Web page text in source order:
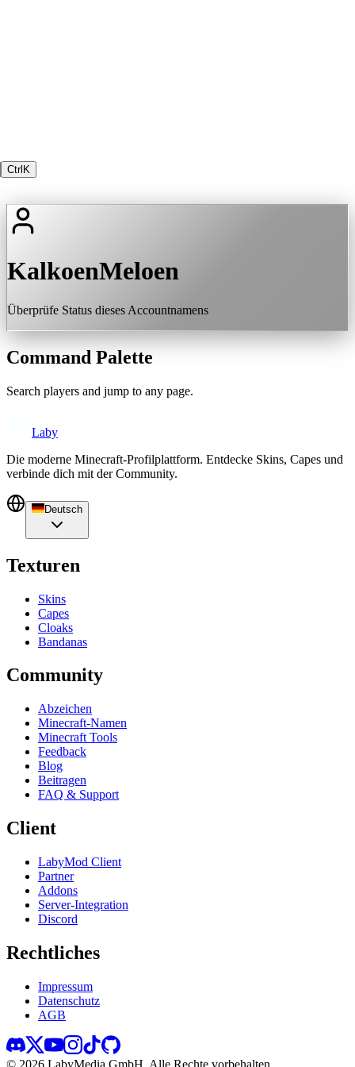
Ctrl K
KalkoenMeloen
Überprüfe Status dieses Accountnamens
Command Palette
Search players and jump to any page.
Laby
Die moderne Minecraft-Profilplattform. Entdecke Skins, Capes und
verbinde dich mit der Community.
Deutsch
Texturen
Skins
Capes
Cloaks
Bandanas
Community
Abzeichen
Minecraft-Namen
Minecraft Tools
Feedback
Blog
Beitragen
FAQ & Support
Client
LabyMod Client
Partner
Addons
Server-Integration
Discord
Rechtliches
Impressum
Datenschutz
AGB
© 2026 LabyMedia GmbH. Alle Rechte vorbehalten.